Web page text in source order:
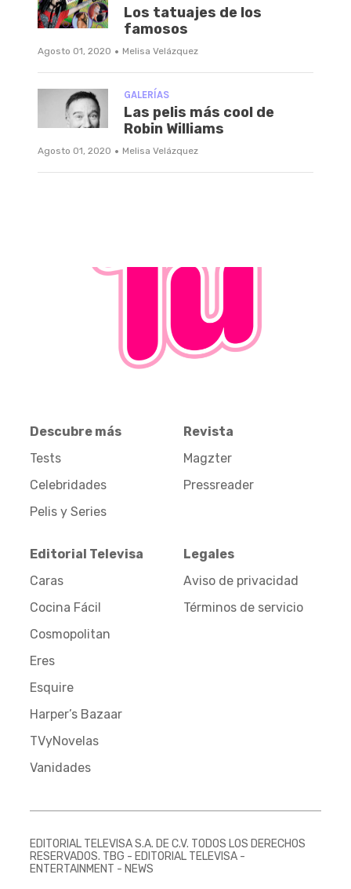
Los tatuajes de los
famosos
Agosto 01, 2020 · Melisa Velázquez
GALERÍAS
Las pelis más cool de
Robin Williams
Agosto 01, 2020 · Melisa Velázquez
Descubre más
Tests
Celebridades
Pelis y Series
Revista
Magzter
Pressreader
Editorial Televisa
Caras
Cocina Fácil
Cosmopolitan
Eres
Esquire
Harper’s Bazaar
TVyNovelas
Vanidades
Legales
Aviso de privacidad
Términos de servicio
EDITORIAL TELEVISA S.A. DE C.V. TODOS LOS DERECHOS
RESERVADOS. TBG - EDITORIAL TELEVISA -
ENTERTAINMENT - NEWS